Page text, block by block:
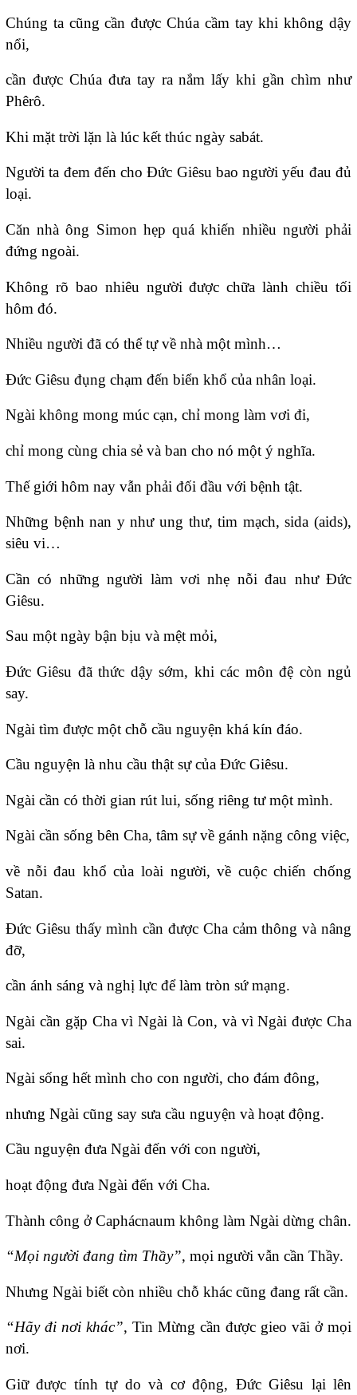
Chúng ta cũng cần được Chúa cầm tay khi không dậy
nổi,
cần được Chúa đưa tay ra nắm lấy khi gần chìm như
Phêrô.
Khi mặt trời lặn là lúc kết thúc ngày sabát.
Người ta đem đến cho Ðức Giêsu bao người yếu đau đủ
loại.
Căn nhà ông Simon hẹp quá khiến nhiều người phải
đứng ngoài.
Không rõ bao nhiêu người được chữa lành chiều tối
hôm đó.
Nhiều người đã có thể tự về nhà một mình…
Ðức Giêsu đụng chạm đến biển khổ của nhân loại.
Ngài không mong múc cạn, chỉ mong làm vơi đi,
chỉ mong cùng chia sẻ và ban cho nó một ý nghĩa.
Thế giới hôm nay vẫn phải đối đầu với bệnh tật.
Những bệnh nan y như ung thư, tim mạch, sida (aids),
siêu vi…
Cần có những người làm vơi nhẹ nỗi đau như Ðức
Giêsu.
Sau một ngày bận bịu và mệt mỏi,
Ðức Giêsu đã thức dậy sớm, khi các môn đệ còn ngủ
say.
Ngài tìm được một chỗ cầu nguyện khá kín đáo.
Cầu nguyện là nhu cầu thật sự của Ðức Giêsu.
Ngài cần có thời gian rút lui, sống riêng tư một mình.
Ngài cần sống bên Cha, tâm sự về gánh nặng công việc,
về nỗi đau khổ của loài người, về cuộc chiến chống
Satan.
Ðức Giêsu thấy mình cần được Cha cảm thông và nâng
đỡ,
cần ánh sáng và nghị lực để làm tròn sứ mạng.
Ngài cần gặp Cha vì Ngài là Con, và vì Ngài được Cha
sai.
Ngài sống hết mình cho con người, cho đám đông,
nhưng Ngài cũng say sưa cầu nguyện và hoạt động.
Cầu nguyện đưa Ngài đến với con người,
hoạt động đưa Ngài đến với Cha.
Thành công ở Caphácnaum không làm Ngài dừng chân.
“Mọi người đang tìm Thầy”, mọi người vẫn cần Thầy.
Nhưng Ngài biết còn nhiều chỗ khác cũng đang rất cần.
“Hãy đi nơi khác”, Tin Mừng cần được gieo vãi ở mọi
nơi.
Giữ được tính tự do và cơ động, Ðức Giêsu lại lên